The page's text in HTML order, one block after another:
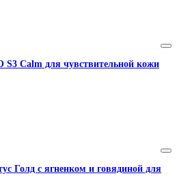
S3 Calm для чувствительной кожи
Голд с ягненком и говядиной для